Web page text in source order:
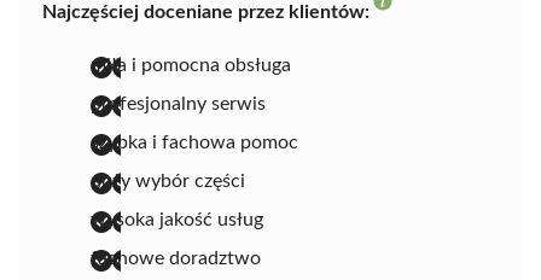
Najczęściej doceniane przez klientów:
miła i pomocna obsługa
profesjonalny serwis
szybka i fachowa pomoc
duży wybór części
wysoka jakość usług
fachowe doradztwo